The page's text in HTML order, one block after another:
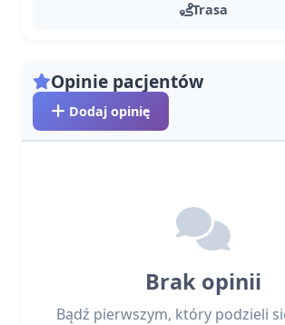
Trasa
Opinie pacjentów
Dodaj opinię
Brak opinii
Bądź pierwszym, który podzieli